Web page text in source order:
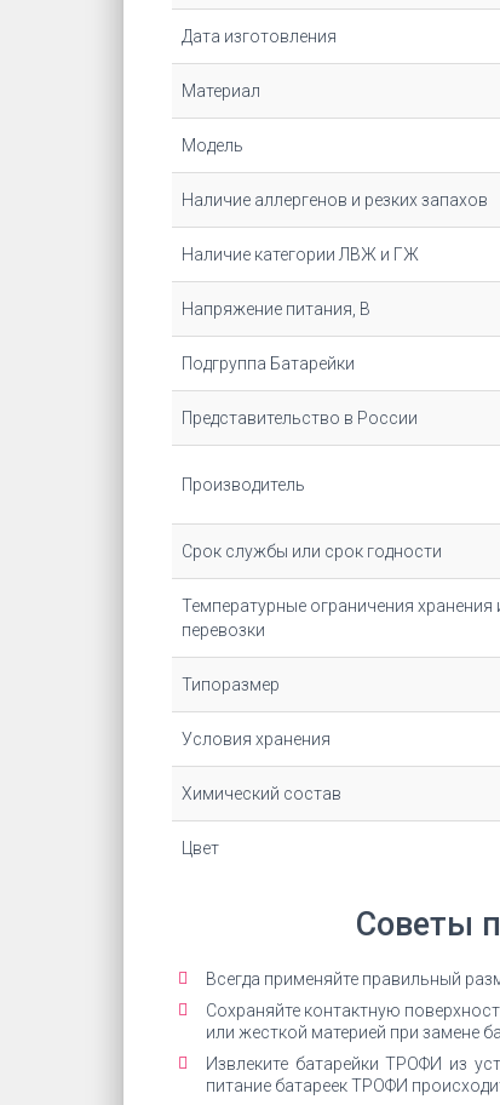
Дата изготовления
Материал
Модель
Наличие аллергенов и резких запахов
Наличие категории ЛВЖ и ГЖ
Напряжение питания, В
Подгруппа Батарейки
Представительство в России
Производитель
Срок службы или срок годности
Температурные ограничения хранения
перевозки
Типоразмер
Условия хранения
Химический состав
Цвет
Советы
Всегда применяйте правильный
Сохраняйте контактную
или жесткой материей при замене
Извлеките батарейки ТРОФИ из
питание батареек ТРОФИ